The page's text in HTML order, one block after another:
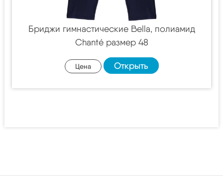
Бриджи гимнастические Bella, полиамид
Chanté размер 48
Цена Открыть